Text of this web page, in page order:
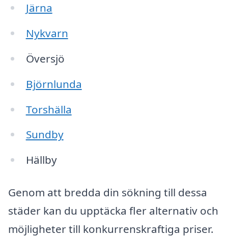
Järna
Nykvarn
Översjö
Björnlunda
Torshälla
Sundby
Hällby
Genom att bredda din sökning till dessa
städer kan du upptäcka fler alternativ och
möjligheter till konkurrenskraftiga priser.